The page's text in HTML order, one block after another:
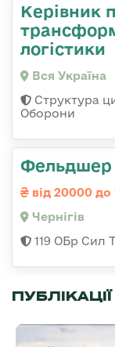
Керівник
логістики
Вся Україна
Структура
Оборони
Фельдшер
від 20000 до
Чернігів
119 ОБр Сил
ПУБЛІКАЦІЇ